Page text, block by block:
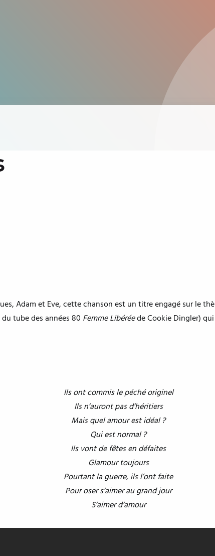
Adam et Eve, cette chanson est un titre engagé sur le
tube des années 80 Femme Libéréede Cookie Dingler) qui
Ils ont commis le péché originel
Ils n’auront pas d’héritiers
Mais quel amour est idéal ?
Qui est normal ?
Ils vont de fêtes en défaites
Glamour toujours
Pourtant la guerre, ils l’ont faite
Pour oser s’aimer au grand jour
S’aimer d’amour